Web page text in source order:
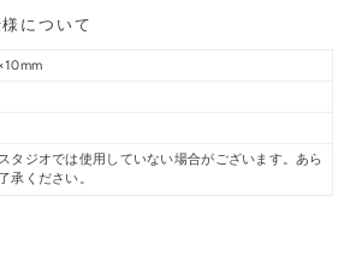
について
タジオでは使用していない場合がございます。あら
承ください。